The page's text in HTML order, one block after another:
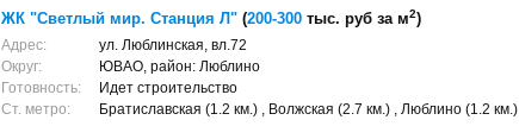
ЖК "Светлый мир. Станция Л" (200-300 тыс. руб за м2)
Адрес:
ул. Люблинская, вл.72
Округ:
ЮВАО, район: Люблино
Готовность:
Идет строительство
Ст. метро:
Братиславская (1.2 км.) , Волжская (2.7 км.) , Люблино (1.2 км.)